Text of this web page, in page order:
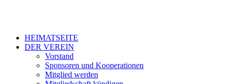
HEIMATSEITE
DER VEREIN
Vorstand
Sponsoren und Kooperationen
Mitglied werden